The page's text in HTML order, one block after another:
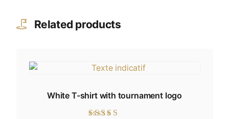
Related products
White T-shirt with tournament logo